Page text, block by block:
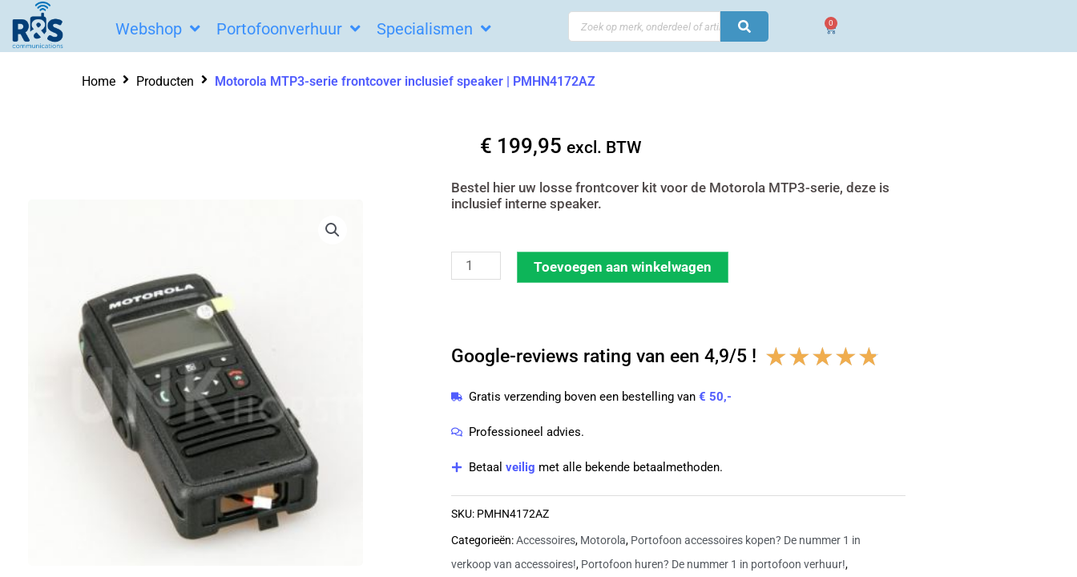
naar
Webshop Portofoonverhuur Specialismen
Search
...
0
Winkelwagen
Home Producten Motorola MTP3-serie frontcover inclusief speaker | PMHN4172AZ
€ 199,95 excl. BTW
Bestel hier uw losse frontcover kit voor de Motorola MTP3-serie, deze is
inclusief interne speaker.
Motorola
inclusief
|
PMHN4172AZ
Toevoegen aan winkelwagen
Google-reviews rating van een 4,9/5 ! ★★★★★
Gratis verzending boven een bestelling van€ 50,-
Professioneel advies.
Betaalveilig met alle bekende betaalmethoden.
SKU: PMHN4172AZ
Categorieën:Accessoires, Motorola, Portofoon accessoires kopen? De nummer 1 in
verkoop van accessoires!, Portofoon huren? De nummer 1 in portofoon verhuur!,